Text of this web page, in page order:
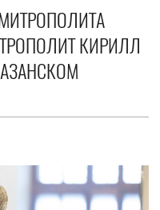
КИРИЛЛ